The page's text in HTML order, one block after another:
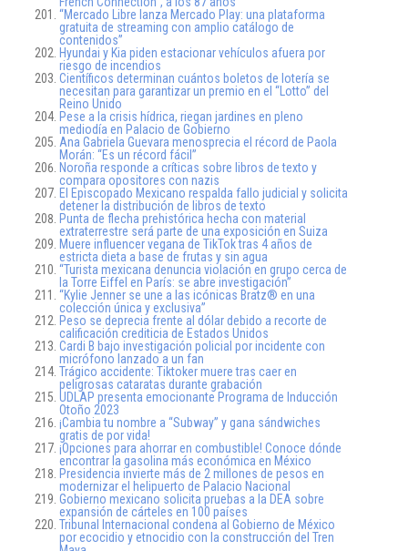
“Mercado Libre lanza Mercado Play: una plataforma
gratuita de streaming con amplio catálogo de
contenidos”
Hyundai y Kia piden estacionar vehículos afuera por
riesgo de incendios
Científicos determinan cuántos boletos de lotería se
necesitan para garantizar un premio en el “Lotto” del
Reino Unido
Pese a la crisis hídrica, riegan jardines en pleno
mediodía en Palacio de Gobierno
Ana Gabriela Guevara menosprecia el récord de Paola
Morán: “Es un récord fácil”
Noroña responde a críticas sobre libros de texto y
compara opositores con nazis
El Episcopado Mexicano respalda fallo judicial y solicita
detener la distribución de libros de texto
Punta de flecha prehistórica hecha con material
extraterrestre será parte de una exposición en Suiza
Muere influencer vegana de TikTok tras 4 años de
estricta dieta a base de frutas y sin agua
“Turista mexicana denuncia violación en grupo cerca de
la Torre Eiffel en París: se abre investigación”
“Kylie Jenner se une a las icónicas Bratz® en una
colección única y exclusiva”
Peso se deprecia frente al dólar debido a recorte de
calificación crediticia de Estados Unidos
Cardi B bajo investigación policial por incidente con
micrófono lanzado a un fan
Trágico accidente: Tiktoker muere tras caer en
peligrosas cataratas durante grabación
UDLAP presenta emocionante Programa de Inducción
Otoño 2023
¡Cambia tu nombre a “Subway” y gana sándwiches
gratis de por vida!
¡Opciones para ahorrar en combustible! Conoce dónde
encontrar la gasolina más económica en México
Presidencia invierte más de 2 millones de pesos en
modernizar el helipuerto de Palacio Nacional
Gobierno mexicano solicita pruebas a la DEA sobre
expansión de cárteles en 100 países
Tribunal Internacional condena al Gobierno de México
por ecocidio y etnocidio con la construcción del Tren